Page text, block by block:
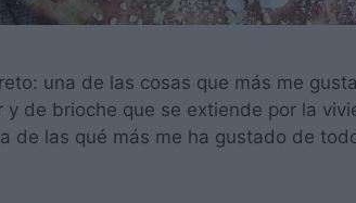
una de las cosas que más me
y de brioche que se extiende por la
de las qué más me ha gustado de